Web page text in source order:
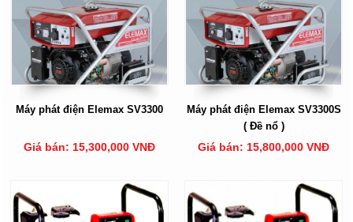
Máy phát điện Elemax SV3300
Giá bán: 15,300,000 VNĐ
Máy phát điện Elemax SV3300S
( Đề nổ )
Giá bán: 15,800,000 VNĐ